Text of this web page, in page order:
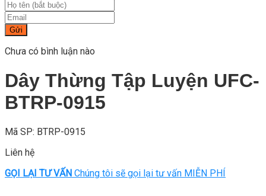
Gửi
Chưa có bình luận nào
Dây Thừng Tập Luyện UFC-
BTRP-0915
Mã SP: BTRP-0915
Liên hệ
GỌI LẠI TƯ VẤN Chúng tôi sẽ gọi lại tư vấn MIỄN PHÍ